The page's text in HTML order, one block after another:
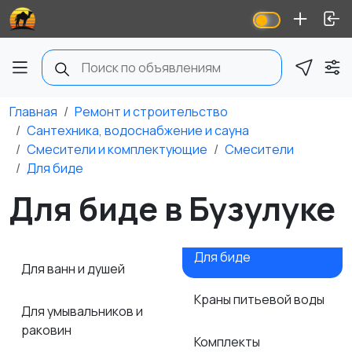
Главная
Ремонт и строительство
Сантехника, водоснабжение и сауна
Смесители и комплектующие
Смесители
Для биде
Для биде в Бузулуке
Для ванн и душей
Для умывальников и
раковин
Для биде
Краны питьевой воды
Комплекты